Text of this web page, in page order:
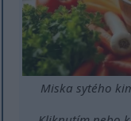
Miska sytého